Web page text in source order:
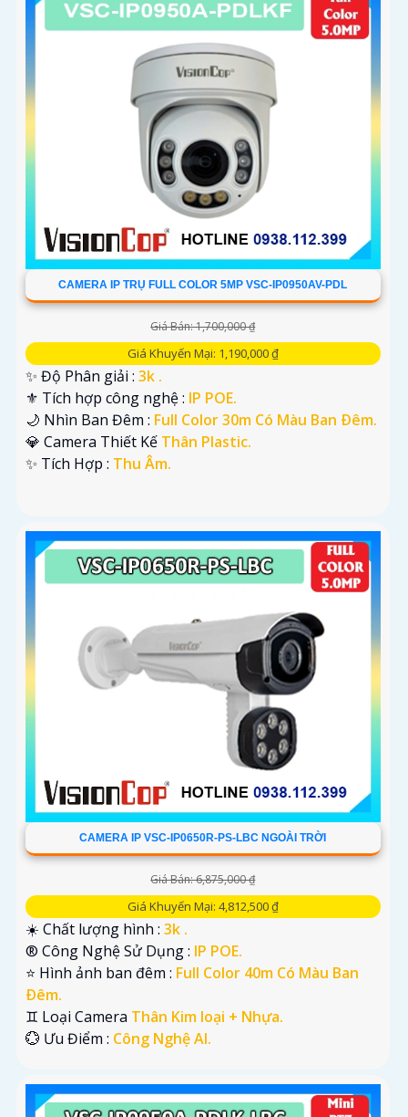
tránh tình trạng quan trọng không được ghi lại do lỗi kỹ
Nếu bạn cần thêm thông tin hoặc hướng dẫn cụ thể về lắp
đặt camera Full Color, hãy dừng việc xem xét hãy liên hệ với
các nhà cung cấp chuyên nghiệp hoặc kỹ thuật viên chuyên
nghiệp trong lĩnh vực này.
CAMERA IP TRỤ FULL COLOR 5MP VSC-IP0950AV-PDL
Giá Bán: 1,700,000 ₫
Giá Khuyến Mại: 1,190,000 ₫
✨ Độ Phân giải : 3k .
⚜️ Tích hợp công nghệ : IP POE.
🌙 Nhìn Ban Đêm : Full Color 30m Có Màu Ban Ðêm.
💎 Camera Thiết Kế Thân Plastic.
️✨ Tích Hợp : Thu Âm.
CAMERA IP VSC-IP0650R-PS-LBC NGOÀI TRỜI
Giá Bán: 6,875,000 ₫
Giá Khuyến Mại: 4,812,500 ₫
☀️ Chất lượng hình : 3k .
®️ Công Nghệ Sử Dụng : IP POE.
⭐ Hình ảnh ban đêm : Full Color 40m Có Màu Ban
Ðêm.
♊ Loại Camera Thân Kim loại + Nhựa.
️💮 Ưu Điểm : Công Nghệ AI.